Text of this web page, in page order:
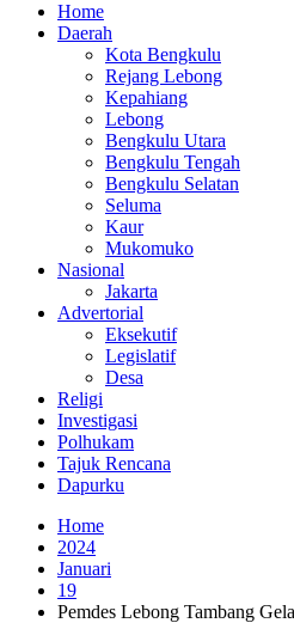
Home
Daerah
Kota Bengkulu
Rejang Lebong
Kepahiang
Lebong
Bengkulu Utara
Bengkulu Tengah
Bengkulu Selatan
Seluma
Kaur
Mukomuko
Nasional
Jakarta
Advertorial
Eksekutif
Legislatif
Desa
Religi
Investigasi
Polhukam
Tajuk Rencana
Dapurku
Home
2024
Januari
19
Pemdes Lebong Tambang